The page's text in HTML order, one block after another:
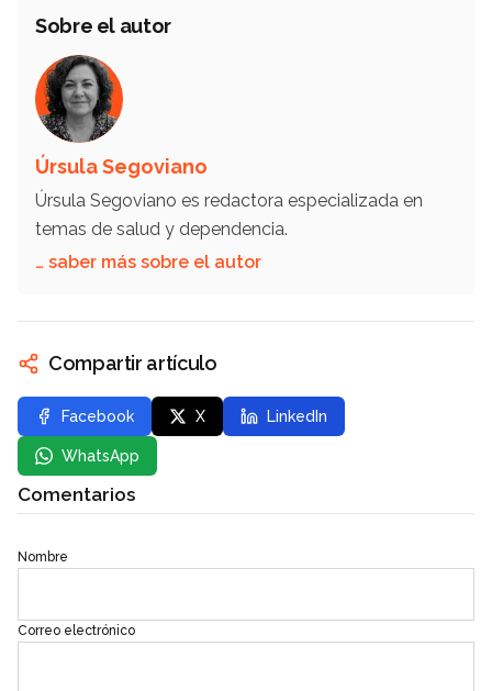
Sobre el autor
Úrsula Segoviano
Úrsula Segoviano es redactora especializada en
temas de salud y dependencia.
… saber más sobre el autor
Compartir artículo
Facebook X LinkedIn
WhatsApp
Comentarios
Nombre
Correo electrónico